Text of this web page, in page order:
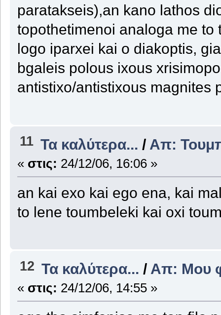
paratakseis),an kano lathos
topothetimenoi analoga me
logo iparxei kai o diakoptis,
bgaleis polous ixous
antistixo/antistixous magnites
11 Τα καλύτερα... / Απ:
« στις: 24/12/06, 16:06 »
an kai exo kai ego ena, kai
to lene toumbeleki kai oxi
12 Τα καλύτερα... / Απ: Μου
« στις: 24/12/06, 14:55 »